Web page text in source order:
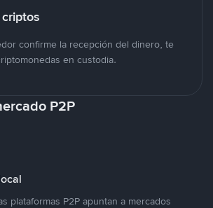
confirme la recepción del dinero, te
en custodia.
P2P
plataformas P2P apuntan a mercados